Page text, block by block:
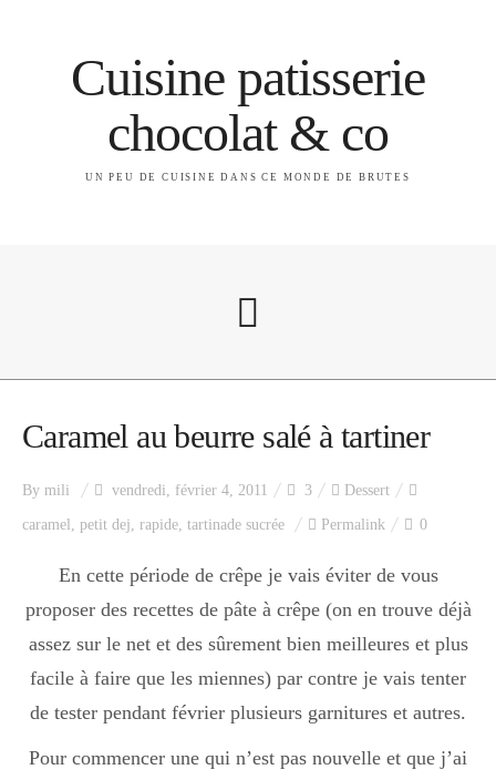
Cuisine patisserie
chocolat & co
UN PEU DE CUISINE DANS CE MONDE DE BRUTES
A propos
Index des recettes
Catégories
Entrée
Caramel au beurre salé à tartiner
By mili vendredi, février 4, 2011 3 Dessert
caramel , petit dej, rapide, tartinade sucrée Permalink 0
En cette période de crêpe je vais éviter de vous
proposer des recettes de pâte à crêpe (on en trouve déjà
assez sur le net et des sûrement bien meilleures et plus
facile à faire que les miennes) par contre je vais tenter
de tester pendant février plusieurs garnitures et autres.
Pour commencer une qui n’est pas nouvelle et que j’ai